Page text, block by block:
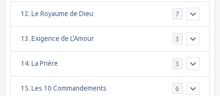
12. Le Royaume de Dieu 7
13. Exigence de L'Amour 3
14. La Prière 3
15. Les 10 Commandements 6